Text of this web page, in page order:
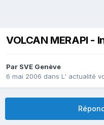
VOLCAN MERAPI -
Par SVE Genève
6 mai 2006 dans L' actualité